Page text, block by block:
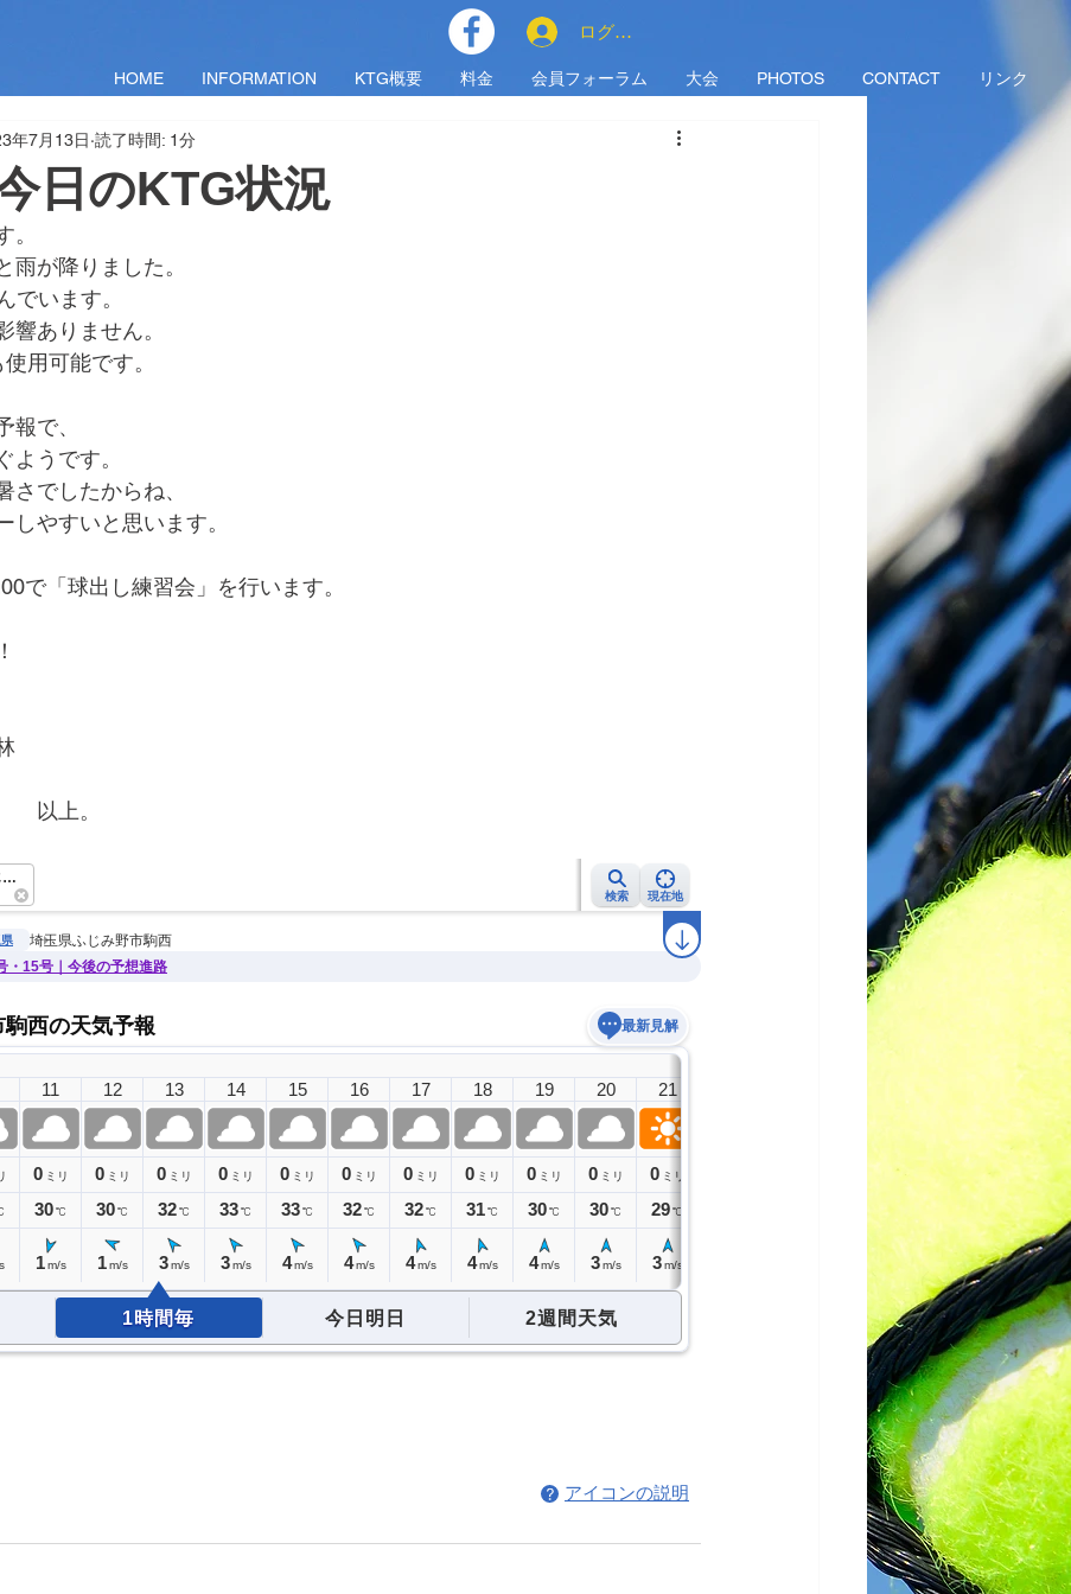
HOME INFORMATION KTG概要 料金 会員フォーラム 大会 PHOTOS CONTACT リンク
ログイン
日のKTG状況
年7月13日 読了時間: 1分
。
雨が降りました。
でいます。
響ありません。
用可能です。
報で、
ようです。
さでしたからね、
しやすいと思います。
で「球出し練習会」を行います。
。